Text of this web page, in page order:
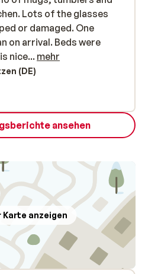
Lots of the glasses
or damaged. One
on arrival. Beds were
nice.
Lots of the glasses
or damaged. One
on arrival. Beds were
nice... mehr
(DE)
ansehen
Karte anzeigen